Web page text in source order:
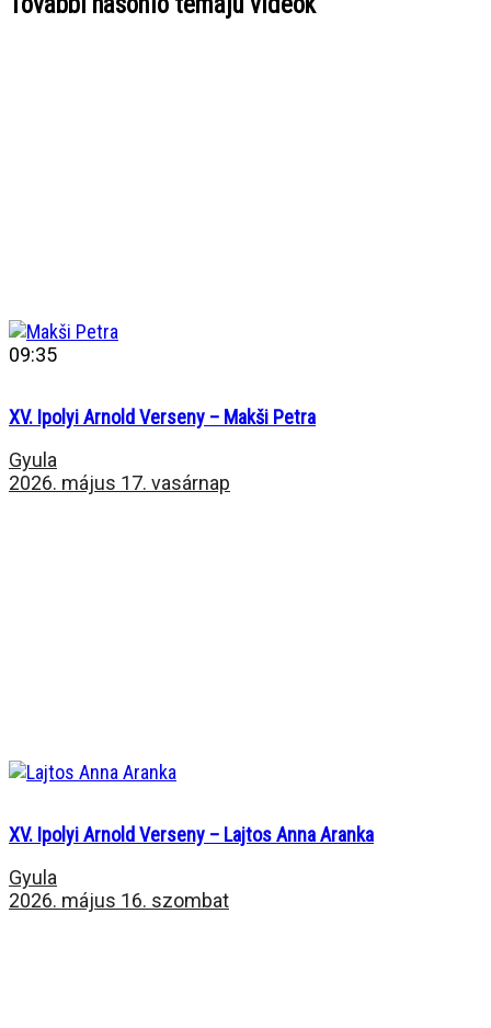
09:35
XV. Ipolyi Arnold Verseny – Makši Petra
Gyula
2026. május 17. vasárnap
XV. Ipolyi Arnold Verseny – Lajtos Anna Aranka
Gyula
2026. május 16. szombat